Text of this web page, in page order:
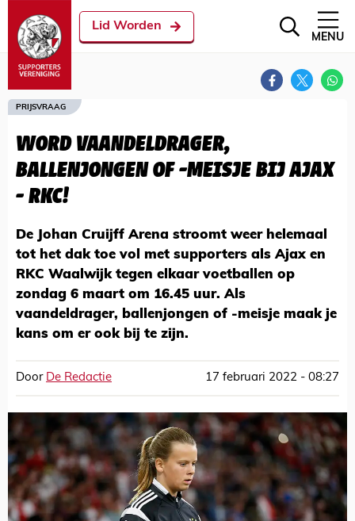
Lid Worden
MENU
PRIJSVRAAG
WORD VAANDELDRAGER,
BALLENJONGEN OF -MEISJE BIJ AJAX
- RKC!
De Johan Cruijff Arena stroomt weer helemaal
tot het dak toe vol met supporters als Ajax en
RKC Waalwijk tegen elkaar voetballen op
zondag 6 maart om 16.45 uur. Als
vaandeldrager, ballenjongen of -meisje maak je
kans om er ook bij te zijn.
Door De Redactie 17 februari 2022 - 08:27